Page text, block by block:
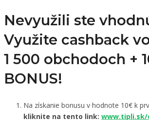
Nevyužili ste
Využite cashback
1 500 obchodoch +
BONUS!
Na získanie bonusu v hodnote 10€ k
kliknite na tento link: www.tipli.sk/